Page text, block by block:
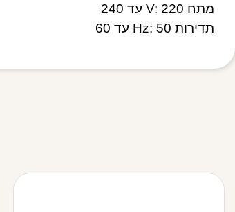
מתח V: 220 עד 240
תדירות Hz: 50 עד 60